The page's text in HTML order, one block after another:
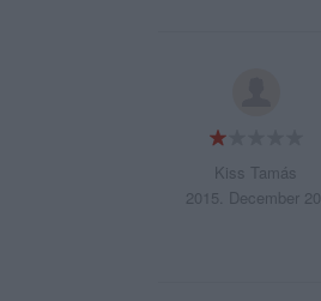
Kiss Tamás
2015. December 20.